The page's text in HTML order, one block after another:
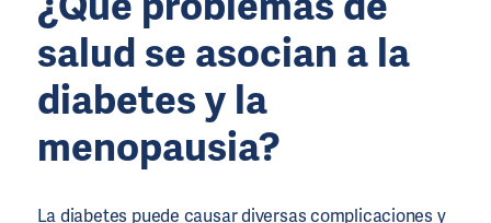
salud se asocian a la
diabetes y la
menopausia?
La diabetes puede causar diversas complicaciones y